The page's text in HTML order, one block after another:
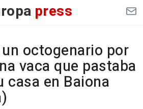
press
octogenario por
vaca que pastaba
casa en Baiona